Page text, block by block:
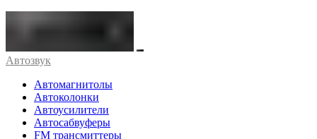
Автозвук
Автомагнитолы
Автоколонки
Автоусилители
Автосабвуферы
FM трансмиттеры